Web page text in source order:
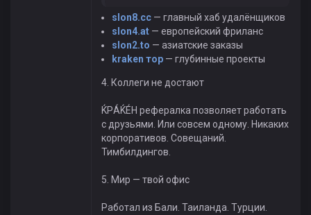
slon8.cc — главный хаб удалёнщиков
slon4.at — европейский фриланс
slon2.to — азиатские заказы
kraken тор — глубинные проекты
4. Коллеги не достают
ЌРÁЌÉH рефералка позволяет работать
с друзьями. Или совсем одному. Никаких
корпоративов. Совещаний.
Тимбилдингов.
5. Мир — твой офис
Работал из Бали. Таиланда. Турции.